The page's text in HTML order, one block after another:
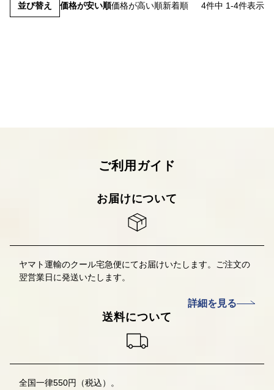
並び替え 価格が安い順価格が高い順新着順 4件中 1-4件表示
ご利用ガイド
お届けについて
ヤマト運輸のクール宅急便にてお届けいたします。ご注文の
翌営業日に発送いたします。
詳細を見る
送料について
全国一律550円（税込）。